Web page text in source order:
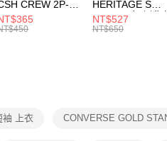
CREW 2P-
EMBRDY 男
短統襪
HERITAGE S
SMIT 男女 側背包
BA5871010
NT$527
NT$650
袖 上衣 CONVERSE GOLD